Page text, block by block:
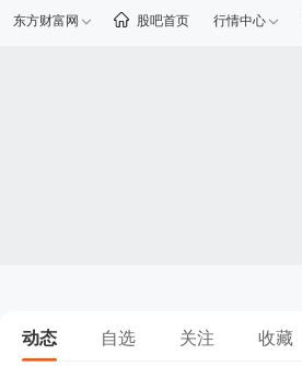
东方财富网 股吧首页 行情中心
动态 自选 关注 收藏